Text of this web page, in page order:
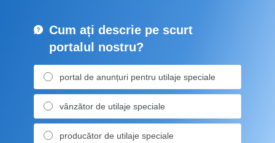
Cum ați descrie pe scurt
portalul nostru?
portal de anunțuri pentru utilaje speciale
vânzător de utilaje speciale
producător de utilaje speciale